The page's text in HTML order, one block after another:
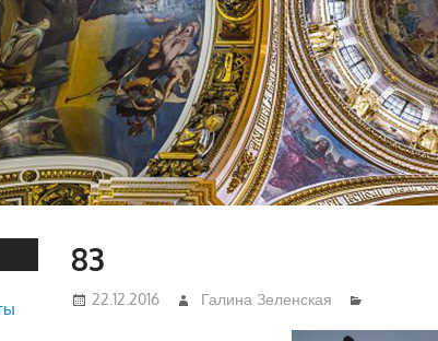
83
22.12.2016 Галина Зеленская